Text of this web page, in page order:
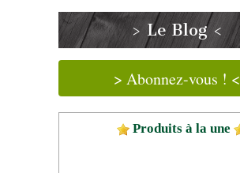
> Le Blog <
> Abonnez-vous ! <
Produits à la une